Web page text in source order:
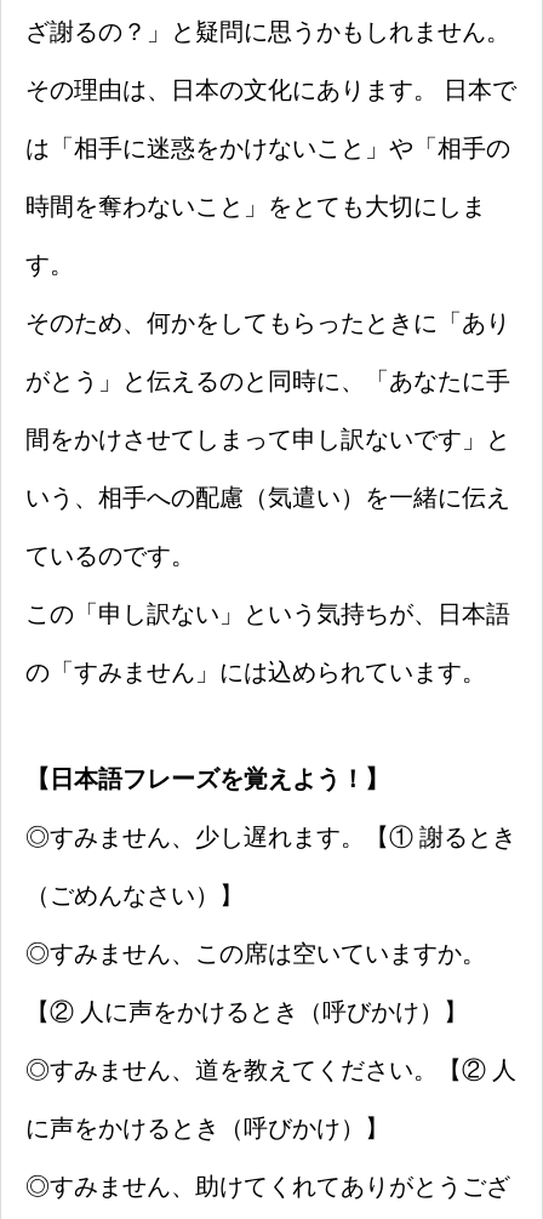
ざ謝るの？」と疑問に思うかもしれません。
その理由は、日本の文化にあります。 日本で
は「相手に迷惑をかけないこと」や「相手の
時間を奪わないこと」をとても大切にしま
す。
そのため、何かをしてもらったときに「あり
がとう」と伝えるのと同時に、「あなたに手
間をかけさせてしまって申し訳ないです」と
いう、相手への配慮（気遣い）を一緒に伝え
ているのです。
この「申し訳ない」という気持ちが、日本語
の「すみません」には込められています。
【日本語フレーズを覚えよう！】
◎すみません、少し遅れます。【① 謝るとき
（ごめんなさい）】
◎すみません、この席は空いていますか。
【② 人に声をかけるとき（呼びかけ）】
◎すみません、道を教えてください。【② 人
に声をかけるとき（呼びかけ）】
◎すみません、助けてくれてありがとうござ